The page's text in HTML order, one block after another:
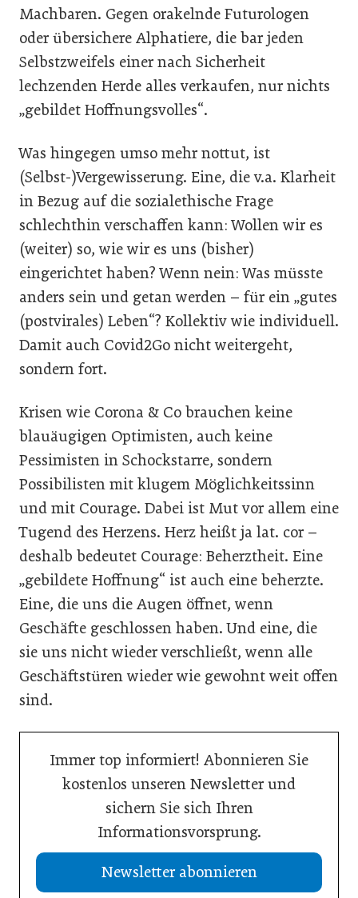
Machbaren. Gegen orakelnde Futurologen
oder übersichere Alphatiere, die bar jeden
Selbstzweifels einer nach Sicherheit
lechzenden Herde alles verkaufen, nur nichts
„gebildet Hoffnungsvolles“.
Was hingegen umso mehr nottut, ist
(Selbst-)Vergewisserung. Eine, die v.a. Klarheit
in Bezug auf die sozialethische Frage
schlechthin verschaffen kann: Wollen wir es
(weiter) so, wie wir es uns (bisher)
eingerichtet haben? Wenn nein: Was müsste
anders sein und getan werden – für ein „gutes
(postvirales) Leben“? Kollektiv wie individuell.
Damit auch Covid2Go nicht weitergeht,
sondern fort.
Krisen wie Corona & Co brauchen keine
blauäugigen Optimisten, auch keine
Pessimisten in Schockstarre, sondern
Possibilisten mit klugem Möglichkeitssinn
und mit Courage. Dabei ist Mut vor allem eine
Tugend des Herzens. Herz heißt ja lat. cor –
deshalb bedeutet Courage: Beherztheit. Eine
„gebildete Hoffnung“ ist auch eine beherzte.
Eine, die uns die Augen öffnet, wenn
Geschäfte geschlossen haben. Und eine, die
sie uns nicht wieder verschließt, wenn alle
Geschäftstüren wieder wie gewohnt weit offen
sind.
Immer top informiert! Abonnieren Sie
kostenlos unseren Newsletter und
sichern Sie sich Ihren
Informationsvorsprung.
Newsletter abonnieren